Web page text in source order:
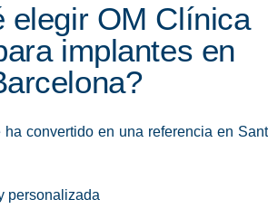
elegir OM Clínica
implantes en
convertido en una referencia en Sant
personalizada